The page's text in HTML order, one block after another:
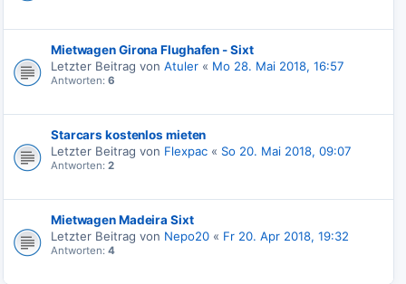
Mietwagen Girona Flughafen - Sixt
Letzter Beitrag von Atuler « Mo 28. Mai 2018, 16:57
Antworten: 6
Starcars kostenlos mieten
Letzter Beitrag von Flexpac « So 20. Mai 2018, 09:07
Antworten: 2
Mietwagen Madeira Sixt
Letzter Beitrag von Nepo20 « Fr 20. Apr 2018, 19:32
Antworten: 4